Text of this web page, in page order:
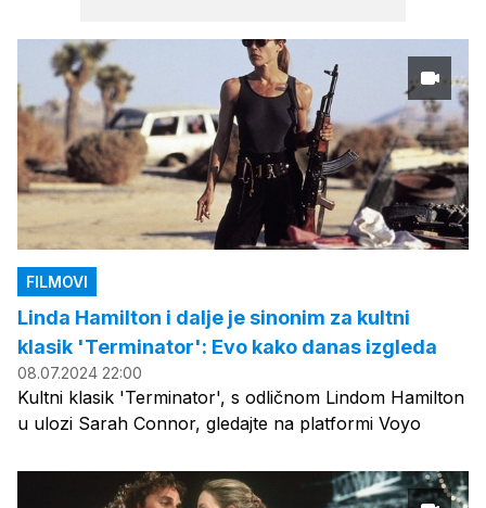
FILMOVI
Linda Hamilton i dalje je sinonim za kultni
klasik 'Terminator': Evo kako danas izgleda
08.07.2024 22:00
Kultni klasik 'Terminator', s odličnom Lindom Hamilton
u ulozi Sarah Connor, gledajte na platformi Voyo